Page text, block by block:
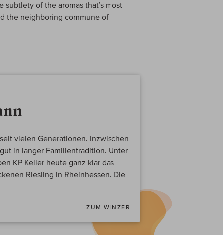
of the aromas that’s most
the neighboring commune of
vielen Generationen. Inzwischen
in langer Familientradition. Unter
KP Keller heute ganz klar das
Riesling in Rheinhessen. Die
ZUM WINZER